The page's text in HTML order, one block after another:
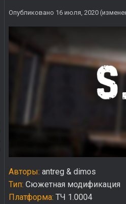
Опубликовано 16 июля, 2020
Авторы: antreg & dimos
Тип: Сюжетная модификация
Платформа: ТЧ 1.0004